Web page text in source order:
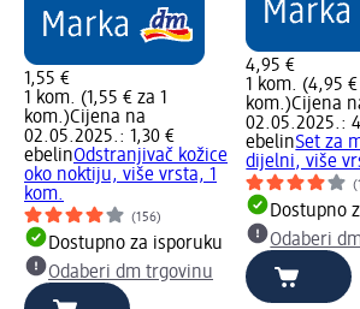
1,55 €
1 kom. (1,55 € za 1
kom.)Cijena na
02.05.2025.: 1,30 €
ebelinOdstranjivač kožice
oko noktiju, više vrsta, 1
kom.
(156)
Dostupno za isporuku
Odaberi dm trgovinu
4,95 €
1 kom. (4,95 €
kom.)Cijena
02.05.2025.:
ebelinSet za
dijelni, više
Dostupno
Odaberi